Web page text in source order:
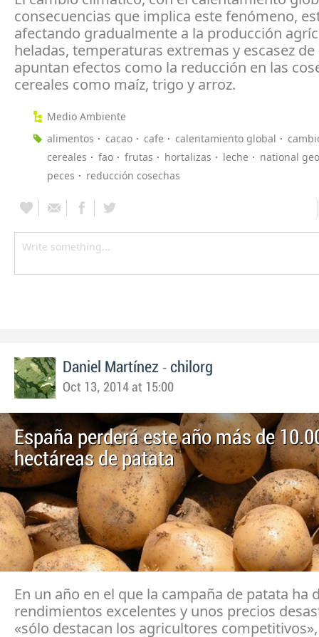
consecuencias que implica este fenómeno,
afectando gradualmente a la producción
heladas, temperaturas extremas y escasez de
apuntan efectos como la reducción en las
cereales como maíz, trigo y arroz.
Medio Ambiente
alimentos
cacao cafe calentamiento global
cereales
fao frutas hortalizas leche
national
peces
reducción cosechas
Daniel Martínez - chilorg
Oct 13, 2014 at 15:00
España perderá este año más de
hectáreas de patata
En un año en el que la campaña de patata ha
rendimientos excelentes y unos precios
«sólo destacan los agricultores